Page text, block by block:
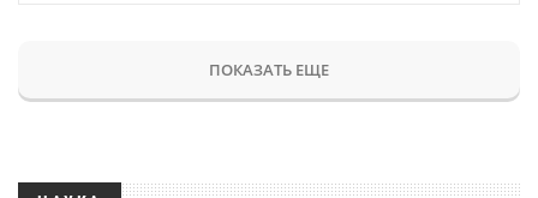
ПОКАЗАТЬ ЕЩЕ